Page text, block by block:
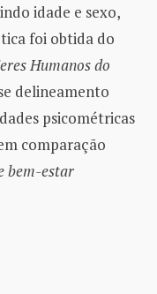
idade e sexo,
foi obtida do
Humanos do
delineamento
psicométricas
comparação
bem-estar